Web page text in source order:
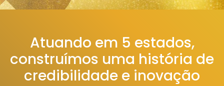
Atuando em 5 estados,
construímos uma história de
credibilidade e inovação